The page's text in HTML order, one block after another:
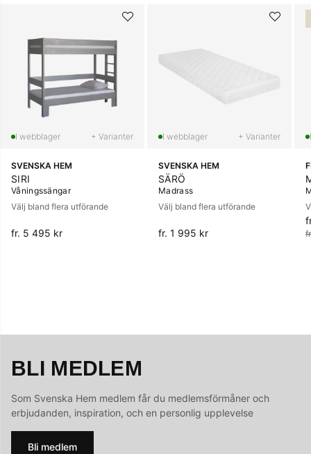
+ Varianter
SVENSKA HEM
SIRI
Våningssängar
Välj bland flera utförande
fr. 5 495 kr
+ Varianter
SVENSKA HEM
SÄRÖ
Madrass
Välj bland flera utförande
fr. 1 995 kr
BLI MEDLEM
Som Svenska Hem medlem får du medlemsförmåner och
erbjudanden, inspiration, och en personlig upplevelse
Bli medlem